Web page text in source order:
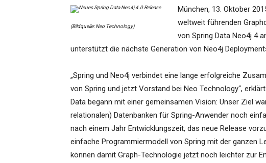
(Bildquelle: Neo Technology)
München, 13. Oktober
weltweit führenden
von Spring Data Neo4j 4
unterstützt die nächste Generation von Neo4j
„Spring und Neo4j verbindet eine lange erfolgreiche
von Spring und jetzt Vorstand bei Neo Technology“,
Data begann mit einer gemeinsamen Vision: Unser Ziel
relationalen) Datenbanken für Spring-Anwender noch
nach einem Jahr Entwicklungszeit, das neue Release
einfache Programmiermodell von Spring mit der ganzen
können damit Graph-Technologie jetzt noch leichter zur